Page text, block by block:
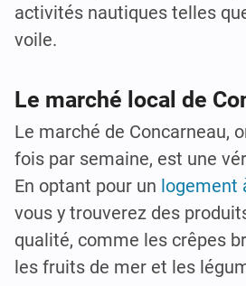
activités nautiques telles
voile.
Le marché local de
Le marché de Concarneau,
fois par semaine, est une
En optant pour un logement
vous y trouverez des
qualité, comme les crêpes
les fruits de mer et les